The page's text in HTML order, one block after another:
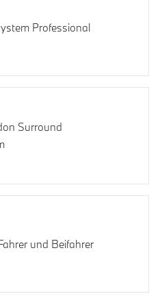
Professional
Surround
und Beifahrer